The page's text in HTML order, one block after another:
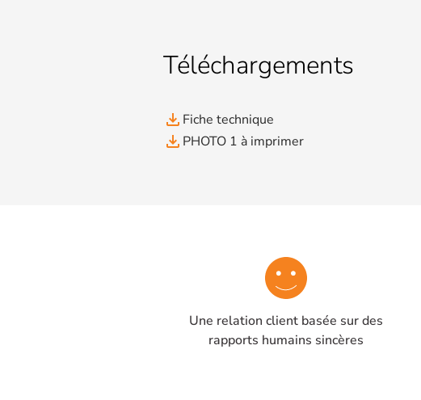
Téléchargements
file_download Fiche technique
file_download PHOTO 1 à imprimer
Une relation client basée sur des
rapports humains sincères